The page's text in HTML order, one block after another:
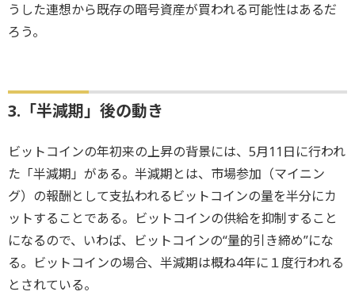
うした連想から既存の暗号資産が買われる可能性はあるだ
ろう。
3.「半減期」後の動き
ビットコインの年初来の上昇の背景には、5月11日に行われ
た「半減期」がある。半減期とは、市場参加（マイニン
グ）の報酬として支払われるビットコインの量を半分にカ
ットすることである。ビットコインの供給を抑制すること
になるので、いわば、ビットコインの“量的引き締め”にな
る。ビットコインの場合、半減期は概ね4年に１度行われる
とされている。